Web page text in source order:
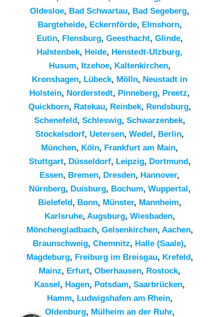
Oldesloe, Bad Schwartau, Bad Segeberg,
Bargteheide, Eckernförde, Elmshorn,
Eutin, Flensburg, Geesthacht, Glinde,
Halstenbek, Heide, Henstedt-Ulzburg,
Husum, Itzehoe, Kaltenkirchen,
Kronshagen, Lübeck, Mölln, Neustadt in
Holstein, Norderstedt, Pinneberg, Preetz,
Quickborn, Ratekau, Reinbek, Rendsburg,
Schenefeld , Schleswig, Schwarzenbek,
Stockelsdorf, Uetersen, Wedel , Berlin,
München, Köln, Frankfurt am Main,
Stuttgart, Düsseldorf, Leipzig, Dortmund ,
Essen, Bremen, Dresden, Hannover,
Nürnberg, Duisburg, Bochum, Wuppertal ,
Bielefeld , Bonn, Münster, Mannheim,
Karlsruhe, Augsburg, Wiesbaden,
Mönchengladbach, Gelsenkirchen, Aachen,
Braunschweig, Chemnitz⁠, Halle (Saale),
Magdeburg, Freiburg im Breisgau, Krefeld ,
Mainz, Erfurt, Oberhausen, Rostock,
Kassel , Hagen, Potsdam, Saarbrücken,
Hamm, Ludwigshafen am Rhein,
Oldenburg, Mülheim an der Ruhr,
Kundenbewertungen und Erfahrungen zu